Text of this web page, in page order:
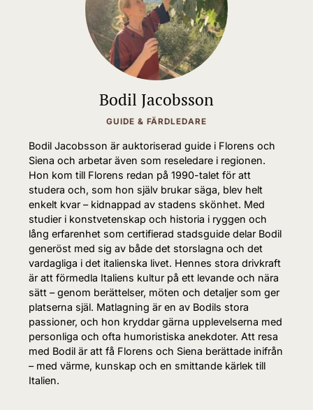
Bodil Jacobsson
GUIDE & FÄRDLEDARE
Bodil Jacobsson är auktoriserad guide i Florens och
Siena och arbetar även som reseledare i regionen.
Hon kom till Florens redan på 1990-talet för att
studera och, som hon själv brukar säga, blev helt
enkelt kvar – kidnappad av stadens skönhet. Med
studier i konstvetenskap och historia i ryggen och
lång erfarenhet som certifierad stadsguide delar Bodil
generöst med sig av både det storslagna och det
vardagliga i det italienska livet. Hennes stora drivkraft
är att förmedla Italiens kultur på ett levande och nära
sätt – genom berättelser, möten och detaljer som ger
platserna själ. Matlagning är en av Bodils stora
passioner, och hon kryddar gärna upplevelserna med
personliga och ofta humoristiska anekdoter. Att resa
med Bodil är att få Florens och Siena berättade inifrån
– med värme, kunskap och en smittande kärlek till
Italien.